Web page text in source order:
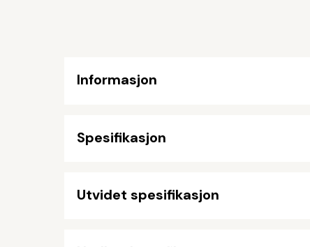
Informasjon
Spesifikasjon
Utvidet spesifikasjon